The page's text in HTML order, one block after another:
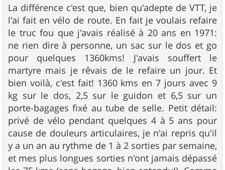
La différence c'est que, bien qu'adepte de VTT, je
l'ai fait en vélo de route. En fait je voulais refaire
le truc fou que j'avais réalisé à 20 ans en 1971:
ne rien dire à personne, un sac sur le dos et go
pour quelques 1360kms! J'avais souffert le
martyre mais je rêvais de le refaire un jour. Et
bien voilà, c'est fait! 1360 kms en 7 jours avec 9
kg sur le dos, 2,5 sur le guidon et 6,5 sur un
porte-bagages fixé au tube de selle. Petit détail:
privé de vélo pendant quelques 4 à 5 ans pour
cause de douleurs articulaires, je n'ai repris qu'il
y a un an au rythme de 1 à 2 sorties par semaine,
et mes plus longues sorties n'ont jamais dépassé